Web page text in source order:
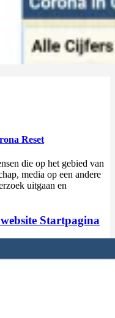
Reset
die op het gebied van
media op een andere
uitgaan en
Startpagina